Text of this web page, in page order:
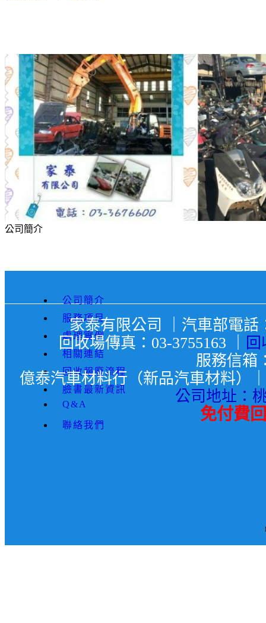
公司簡介
公司簡介
服務項目
處理實例
相關連結
回收報廢流程
臉書最新資訊
Q&A
聯絡我們
家泰有限公司 ｜汽車部電話
回收場傳真：03-3755163 ｜
服務信箱
億泰汽車材料行（新品汽車材料）
公司地址：
免付費